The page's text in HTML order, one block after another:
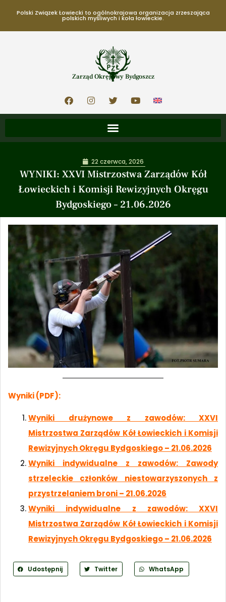
Polski Związek Łowiecki to ogólnokrajowa organizacja zrzeszająca
polskich myśliwych i koła łowieckie.
Zarząd Okręgowy Bydgoszcz
WYNIKI: XXVI Mistrzostwa Zarządów Kół
Łowieckich i Komisji Rewizyjnych Okręgu
Bydgoskiego – 21.06.2026
22 czerwca, 2026
Wyniki (PDF):
Wyniki drużynowe z zawodów: XXVI
Mistrzostwa Zarządów Kół Łowieckich i Komisji
Rewizyjnych Okręgu Bydgoskiego – 21.06.2026
Wyniki indywidualne z zawodów: Zawody
strzeleckie członków niestowarzyszonych z
przystrzelaniem broni – 21.06.2026
Wyniki indywidualne z zawodów: XXVI
Mistrzostwa Zarządów Kół Łowieckich i Komisji
Rewizyjnych Okręgu Bydgoskiego – 21.06.2026
Udostępnij Twitter WhatsApp